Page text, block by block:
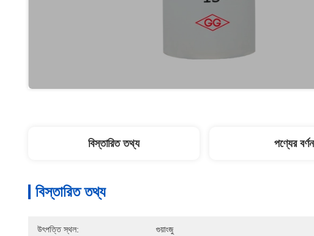
বিস্তারিত তথ্য পণ্যের
বিস্তারিত তথ্য
উৎপত্তি স্থল: গুয়াংজু